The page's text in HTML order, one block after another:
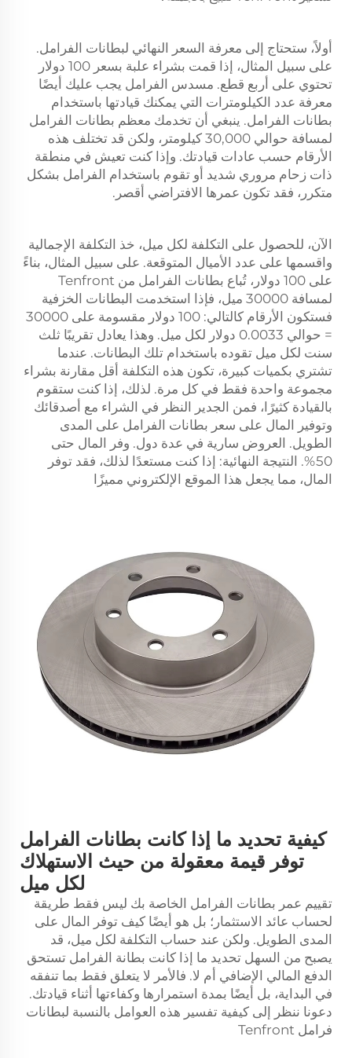
أولاً، ستحتاج إلى معرفة السعر النهائي لبطانات الفرامل.
على سبيل المثال، إذا قمت بشراء علبة بسعر 100 دولار
تحتوي على أربع قطع. مسدس الفرامل يجب عليك أيضًا
معرفة عدد الكيلومترات التي يمكنك قيادتها باستخدام
بطانات الفرامل. ينبغي أن تخدمك معظم بطانات الفرامل
لمسافة حوالي 30,000 كيلومتر، ولكن قد تختلف هذه
الأرقام حسب عادات قيادتك. وإذا كنت تعيش في منطقة
ذات زحام مروري شديد أو تقوم باستخدام الفرامل بشكل
متكرر، فقد تكون عمرها الافتراضي أقصر.
الآن، للحصول على التكلفة لكل ميل، خذ التكلفة الإجمالية
واقسمها على عدد الأميال المتوقعة. على سبيل المثال، بناءً
على 100 دولار، تُباع بطانات الفرامل من Tenfront
لمسافة 30000 ميل، فإذا استخدمت البطانات الخزفية
فستكون الأرقام كالتالي: 100 دولار مقسومة على 30000
= حوالي 0.0033 دولار لكل ميل. وهذا يعادل تقريبًا ثلث
سنت لكل ميل تقوده باستخدام تلك البطانات. عندما
تشتري بكميات كبيرة، تكون هذه التكلفة أقل مقارنة بشراء
مجموعة واحدة فقط في كل مرة. لذلك، إذا كنت ستقوم
بالقيادة كثيرًا، فمن الجدير النظر في الشراء مع أصدقائك
وتوفير المال على سعر بطانات الفرامل على المدى
الطويل. العروض سارية في عدة دول. وفر المال حتى
50%. النتيجة النهائية: إذا كنت مستعدًا لذلك، فقد توفر
المال، مما يجعل هذا الموقع الإلكتروني مميزًا
كيفية تحديد ما إذا كانت بطانات الفرامل
توفر قيمة معقولة من حيث الاستهلاك
لكل ميل
تقييم عمر بطانات الفرامل الخاصة بك ليس فقط طريقة
لحساب عائد الاستثمار؛ بل هو أيضًا كيف توفر المال على
المدى الطويل. ولكن عند حساب التكلفة لكل ميل، قد
يصبح من السهل تحديد ما إذا كانت بطانة الفرامل تستحق
الدفع المالي الإضافي أم لا. فالأمر لا يتعلق فقط بما تنفقه
في البداية، بل أيضًا بمدة استمرارها وكفاءتها أثناء قيادتك.
دعونا ننظر إلى كيفية تفسير هذه العوامل بالنسبة لبطانات
فرامل Tenfront